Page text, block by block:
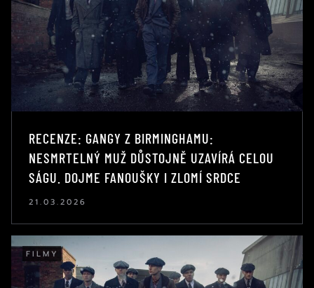
RECENZE: GANGY Z BIRMINGHAMU:
NESMRTELNÝ MUŽ DŮSTOJNĚ UZAVÍRÁ CELOU
SÁGU. DOJME FANOUŠKY I ZLOMÍ SRDCE
21.03.2026
FILMY